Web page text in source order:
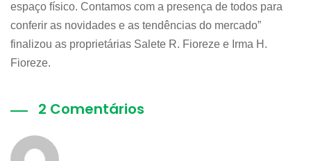
espaço físico. Contamos com a presença de todos para
conferir as novidades e as tendências do mercado”
finalizou as proprietárias Salete R. Fioreze e Irma H.
Fioreze.
2 Comentários